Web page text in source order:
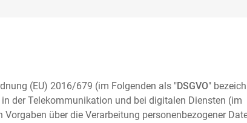
(EU) 2016/679 (im Folgenden als "DSGVO"
der Telekommunikation und bei digitalen Diensten (im
über die Verarbeitung personenbezogener